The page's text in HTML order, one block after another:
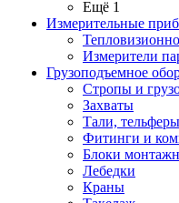
Ещё 1
Измерительные
Измерители
Грузоподъемное
Стропы и
Захваты
Тали, тельферы
Фитинги и
Блоки
Лебедки
Краны